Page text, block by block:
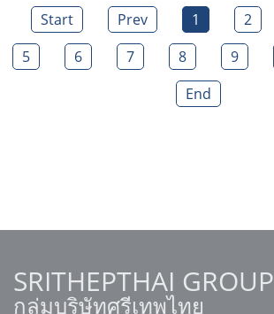
Start Prev 1 2
5
6 7 8 9
End
SRITHEPTHAI GROUP
กลุ่มบริษัทศรีเทพไทย